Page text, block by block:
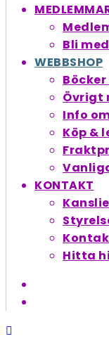
Bli
WEBBSHOP
Övrigt
Info
Köp &
KONTAKT
Hitta